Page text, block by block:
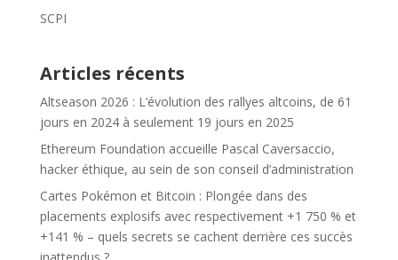
SCPI
Articles récents
Altseason 2026 : L’évolution des rallyes altcoins, de 61
jours en 2024 à seulement 19 jours en 2025
Ethereum Foundation accueille Pascal Caversaccio,
hacker éthique, au sein de son conseil d’administration
Cartes Pokémon et Bitcoin : Plongée dans des
placements explosifs avec respectivement +1 750 % et
+141 % – quels secrets se cachent derrière ces succès